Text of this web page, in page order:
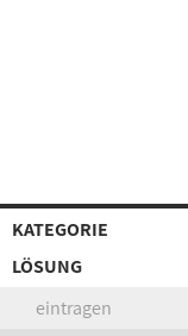
KATEGORIE
LÖSUNG
eintragen